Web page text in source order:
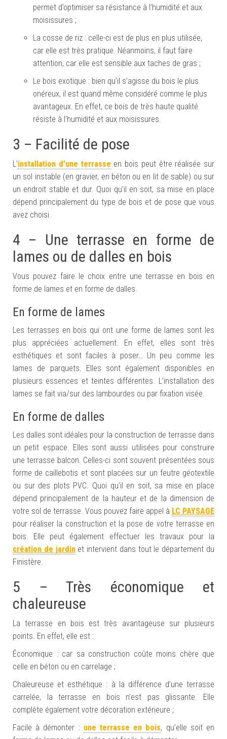
permet d’optimiser sa résistance à l’humidité et aux
moisissures ;
La cosse de riz : celle-ci est de plus en plus utilisée,
car elle est très pratique. Néanmoins, il faut faire
attention, car elle est sensible aux taches de gras ;
Le bois exotique : bien qu’il s’agisse du bois le plus
onéreux, il est quand même considéré comme le plus
avantageux. En effet, ce bois de très haute qualité
résiste à l’humidité et aux moisissures.
3 – Facilité de pose
L’installation d’une terrasse en bois peut être réalisée sur
un sol instable (en gravier, en béton ou en lit de sable) ou sur
un endroit stable et dur. Quoi qu’il en soit, sa mise en place
dépend principalement du type de bois et de pose que vous
avez choisi.
4 – Une terrasse en forme de
lames ou de dalles en bois
Vous pouvez faire le choix entre une terrasse en bois en
forme de lames et en forme de dalles.
En forme de lames
Les terrasses en bois qui ont une forme de lames sont les
plus appréciées actuellement. En effet, elles sont très
esthétiques et sont faciles à poser… Un peu comme les
lames de parquets. Elles sont également disponibles en
plusieurs essences et teintes différentes. L’installation des
lames se fait via/sur des lambourdes ou par fixation visée.
En forme de dalles
Les dalles sont idéales pour la construction de terrasse dans
un petit espace. Elles sont aussi utilisées pour construire
une terrasse balcon. Celles-ci sont souvent présentées sous
forme de caillebotis et sont placées sur un feutre géotextile
ou sur des plots PVC. Quoi qu’il en soit, sa mise en place
dépend principalement de la hauteur et de la dimension de
votre sol de terrasse. Vous pouvez faire appel à LC PAYSAGE
pour réaliser la construction et la pose de votre terrasse en
bois. Elle peut également effectuer les travaux pour la
création de jardin et intervient dans tout le département du
Finistère.
5 – Très économique et
chaleureuse
La terrasse en bois est très avantageuse sur plusieurs
points. En effet, elle est :
Économique : car sa construction coûte moins chère que
celle en béton ou en carrelage ;
Chaleureuse et esthétique : à la différence d’une terrasse
carrelée, la terrasse en bois n’est pas glissante. Elle
complète également votre décoration extérieure ;
Facile à démonter : une terrasse en bois, qu’elle soit en